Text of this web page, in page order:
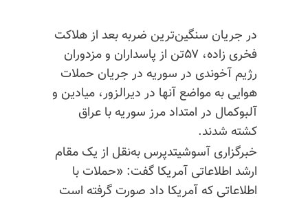
در جریان سنگین‌ترین ضربه بعد از هلاکت
فخری زاده، ۵۷تن از پاسداران و مزدوران
رژیم آخوندی در سوریه در جریان حملات
هوایی به مواضع آنها در دیرالزور، میادین و
آلبوکمال در امتداد مرز سوریه با عراق
کشته شدند.
خبرگزاری آسوشیتدپرس به‌نقل از یک مقام
ارشد اطلاعاتی آمریکا گفت: «حملات با
اطلاعاتی که آمریکا داد صورت گرفته است